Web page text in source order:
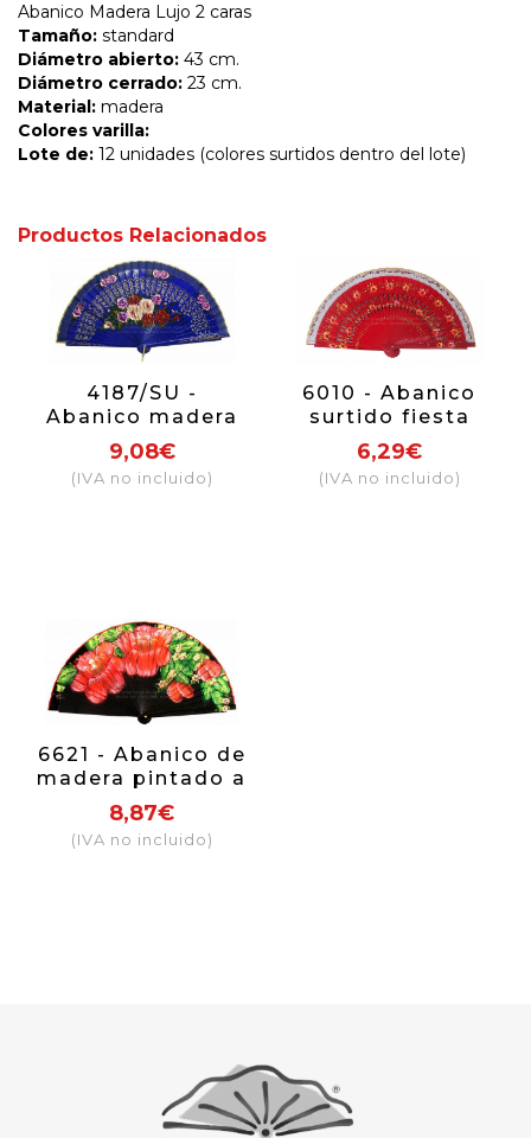
Abanico Madera Lujo 2 caras
Tamaño: standard
Diámetro abierto: 43 cm.
Diámetro cerrado: 23 cm.
Material: madera
Colores varilla:
Lote de: 12 unidades (colores surtidos dentro del lote)
Productos Relacionados
4187/SU -
Abanico madera
lujo surtido,
pintado a mano 2
caras
9,08€
(IVA no incluido)
6010 - Abanico
surtido fiesta
pintado a mano
6,29€
(IVA no incluido)
6621 - Abanico de
madera pintado a
mano a dos caras
con decoracion
floral.
8,87€
(IVA no incluido)